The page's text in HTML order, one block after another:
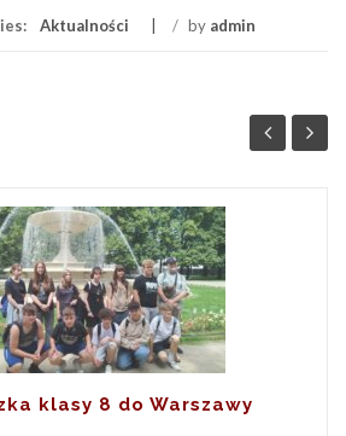
Aktualności / by admin
klasy 8 do Warszawy